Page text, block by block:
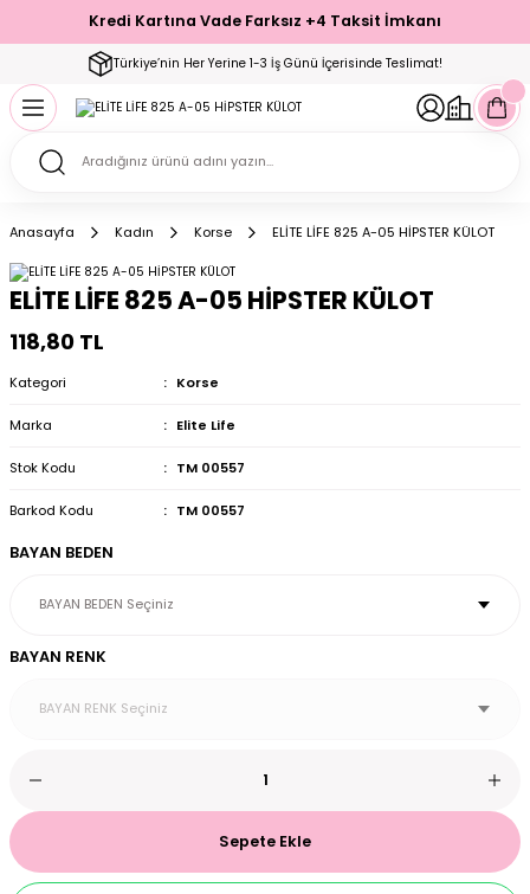
Kredi Kartına Vade Farksız +4 Taksit İmkanı
Türkiye’nin Her Yerine 1-3 İş Günü İçerisinde Teslimat!
Geri Dön
& Büstiyer Takım
Geri Dön
Geri Dön
Geri Dön
Setler
Geri Dön
Geri Dön
Geri Dön
Çorap
Geri Dön
Geri Dön
Anasayfa Kadın Korse ELİTE LİFE 825 A-05 HİPSTER KÜLOT
ELİTE LİFE 825 A-05 HİPSTER KÜLOT
118,80 TL
Kategori Korse
Marka Elite Life
Stok Kodu TM 00557
Barkod Kodu TM 00557
BAYAN BEDEN
BAYAN RENK
Sepete Ekle